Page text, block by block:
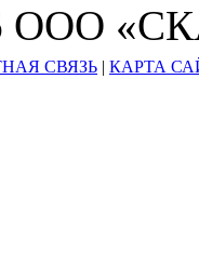
ООО
СВЯЗЬ | КАРТА